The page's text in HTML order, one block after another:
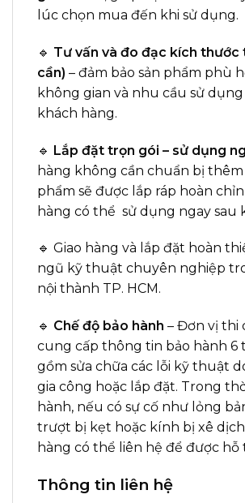
lúc chọn mua đến khi sử dụng.
🔹 Tư vấn và đo đạc kích thước
cần) – đảm bảo sản phẩm phù
không gian và nhu cầu sử
khách hàng.
🔹 Lắp đặt trọn gói – sử dụng
hàng không cần chuẩn bị thêm
phẩm sẽ được lắp ráp hoàn
hàng có thể sử dụng ngay sau
🔹 Giao hàng và lắp đặt hoàn
ngũ kỹ thuật chuyên nghiệp
nội thành TP. HCM.
🔹 Chế độ bảo hành – Đơn vị thi
cung cấp thông tin bảo hành 6
gồm sửa chữa các lỗi kỹ thuật
gia công hoặc lắp đặt. Trong
hành, nếu có sự cố như lỏng
trượt bị kẹt hoặc kính bị xê
hàng có thể liên hệ để được hỗ
Thông tin liên hệ